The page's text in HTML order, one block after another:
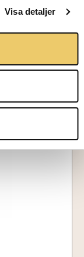
Visa detaljer